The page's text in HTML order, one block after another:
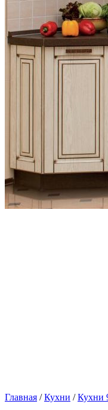
Главная /Кухни /Кухни